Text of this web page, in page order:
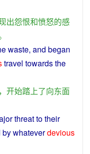
出怨恨和愤怒的感
waste, and began
travel towardsthe
， 开始踏上了向东面
threattotheir
bywhateverdevious